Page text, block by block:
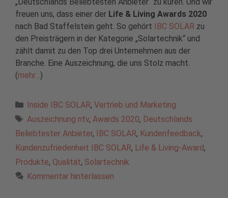
„Deutschlands Beliebtesten Anbieter“ zu küren. Und wir
freuen uns, dass einer der Life & Living Awards 2020
nach Bad Staffelstein geht. So gehört
IBC SOLAR zu
den Preisträgern in der Kategorie „Solartechnik“ und
zählt damit zu den Top drei Unternehmen aus der
Branche. Eine Auszeichnung, die uns Stolz macht.
(mehr…)
Kategorien
Inside IBC SOLAR, Vertrieb und Marketing
Schlagwörter
Auszeichnung ntv, Awards 2020, Deutschlands
Beliebtester Anbieter, IBC SOLAR, Kundenfeedback,
Kundenzufriedenheit IBC SOLAR, Life & Living-Award,
Produkte, Qualität, Solartechnik
Kommentar hinterlassen